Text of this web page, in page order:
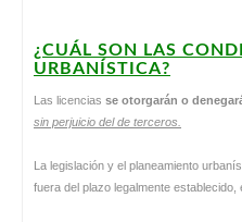
¿CUÁL SON LAS
URBANÍSTICA?
Las licencias se otorgarán o
sin perjuicio del de terceros.
La legislación y el planeamiento
fuera del plazo legalmente establecido,